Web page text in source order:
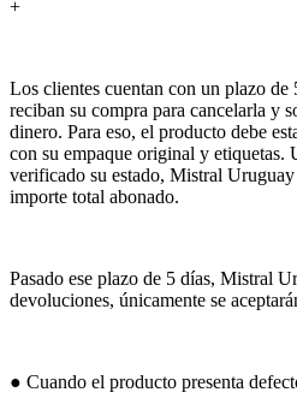
+
Los clientes cuentan con un plazo de
reciban su compra para cancelarla y
dinero. Para eso, el producto debe
con su empaque original y
verificado su estado, Mistral
importe total abonado.
Pasado ese plazo de 5 días, Mistral
devoluciones, únicamente se
● Cuando el producto presenta